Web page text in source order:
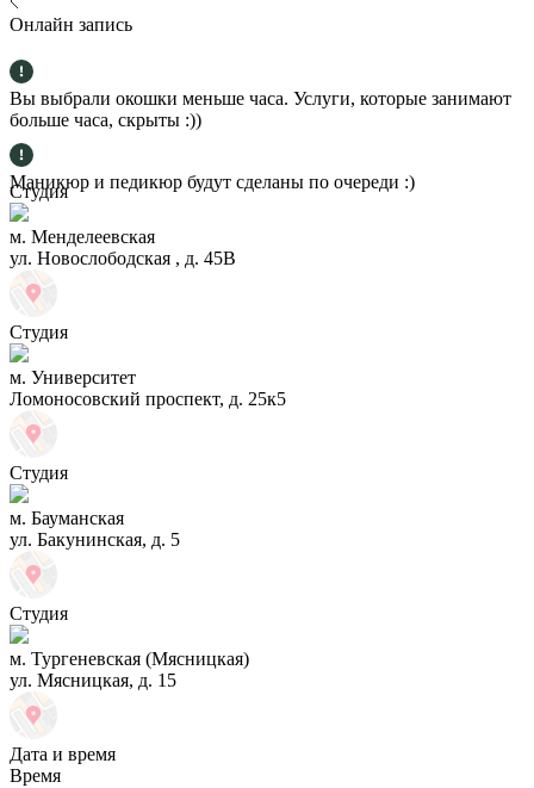
Онлайн запись
Вы выбрали окошки меньше часа. Услуги, которые занимают
больше часа, скрыты :))
Маникюр и педикюр будут сделаны по очереди :)
Студия
м. Менделеевская
ул. Новослободская , д. 45В
Студия
м. Университет
Ломоносовский проспект, д. 25к5
Студия
м. Бауманская
ул. Бакунинская, д. 5
Студия
м. Тургеневская (Мясницкая)
ул. Мясницкая, д. 15
Дата и время
Время